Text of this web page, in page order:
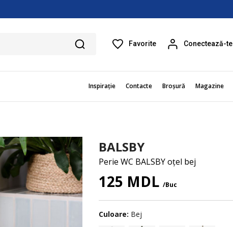
Favorite Conectează-te
Inspirație Contacte Broșură Magazine
BALSBY
Perie WC BALSBY oțel bej
125 MDL /Buc
Culoare: Bej